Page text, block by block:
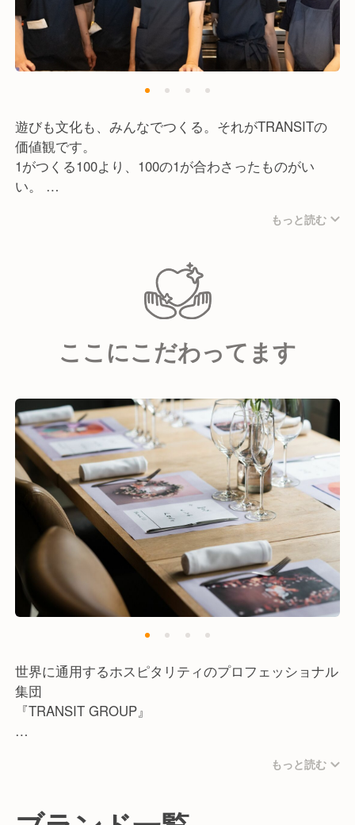
また、TRANSITは現場の意見を尊重する【ボトムア
ップ】企業です。
『焙煎所』を作って自ら豆から美味しいコーヒーを提
供したいというバリスタの想いを汲み、ロースター兼
カフェをOPENさせ、カフェ機能だけではなく豆の卸
もおこないビジネスとしての幅を広げました。
『各店舗』でも、日替わり・月替わりのメニューや
SNSを利用したイベントなど、現場の意見を中心にお
にする制度や機会が多数あります。
自分のスキルを磨くための「海外研修」や「資格取得
あるので、
遊びも文化も、みんなでつくる。それがTRANSITの
価値観です。
1がつくる100より、100の1が合わさったものがい
い。
そんな価値観の元、集まっているクルーのバックボー
世界トップクラスのバリスタ、ホテルマン、星付きレ
ストラン出身者、美容師、税理士・会計士資格保有
者、DJ、サーファー、モデルやタレントとして活躍
外国籍、LGBTQ+の方達も身近な仲間たちです。
ティがあり、
色んな趣味や考え、得意が混ざり合い、遊びも文化も
奥深くなっていき、
チームでやるから、できることも増えて影響力も大き
くなってきたと考えています。
もっと読む
ここにこだわってます
世界に通用するホスピタリティのプロフェッショナル
集団
『TRANSIT GROUP』
た、幅広い業態のオペレーションを行います。ブラン
いサービスを提供するための適切な人財の採用・育
もっと読む